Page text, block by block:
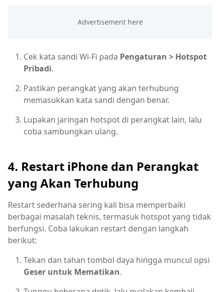
Cek kata sandi Wi-Fi pada Pengaturan > Hotspot
Pribadi.
Pastikan perangkat yang akan terhubung
memasukkan kata sandi dengan benar.
Lupakan jaringan hotspot di perangkat lain, lalu
coba sambungkan ulang.
4. Restart iPhone dan Perangkat
yang Akan Terhubung
Restart sederhana sering kali bisa memperbaiki
berbagai masalah teknis, termasuk hotspot yang tidak
berfungsi. Coba lakukan restart dengan langkah
berikut:
Tekan dan tahan tombol daya hingga muncul opsi
Geser untuk Mematikan.